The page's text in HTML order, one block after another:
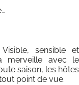
sensible et
merveille avec le
saison, les hôtes
point de vue.